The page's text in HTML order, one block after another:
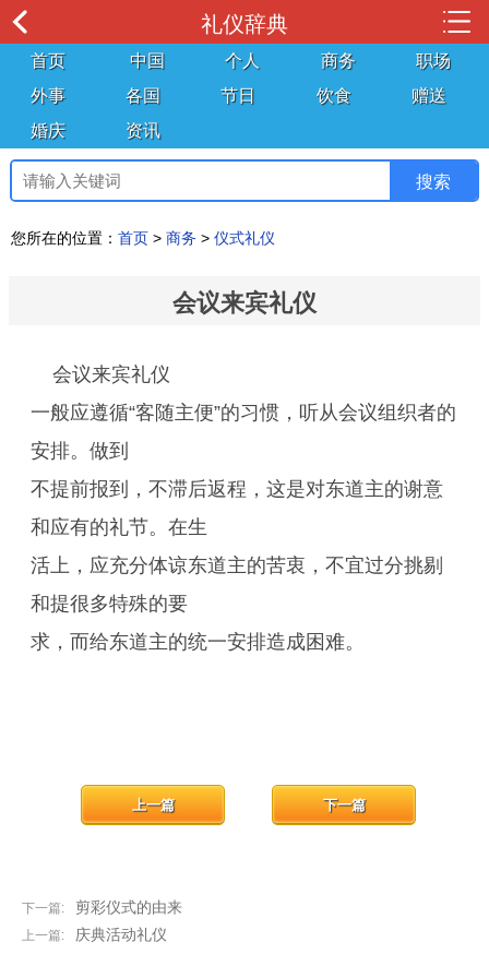
礼仪辞典
首页 中国 个人 商务
职场
外事
各国 节日 饮食
赠送
婚庆
资讯
您所在的位置： 首页 > 商务 > 仪式礼仪
会议来宾礼仪
会议来宾礼仪
一般应遵循“客随主便”的习惯，听从会议组织者的
安排。做到
不提前报到，不滞后返程，这是对东道主的谢意
和应有的礼节。在生
活上，应充分体谅东道主的苦衷，不宜过分挑剔
和提很多特殊的要
求，而给东道主的统一安排造成困难。
下一篇: 剪彩仪式的由来
下一篇
上一篇: 庆典活动礼仪
上一篇